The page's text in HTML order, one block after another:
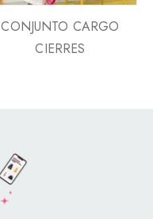
CONJUNTO CARGO
CIERRES